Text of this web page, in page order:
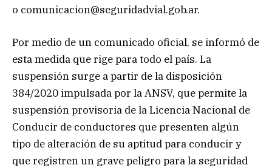
o comunicacion@seguridadvial.gob.ar.
Por medio de un comunicado oficial, se informó de
esta medida que rige para todo el país. La
suspensión surge a partir de la disposición
384/2020 impulsada por la ANSV, que permite la
suspensión provisoria de la Licencia Nacional de
Conducir de conductores que presenten algún
tipo de alteración de su aptitud para conducir y
que registren un grave peligro para la seguridad